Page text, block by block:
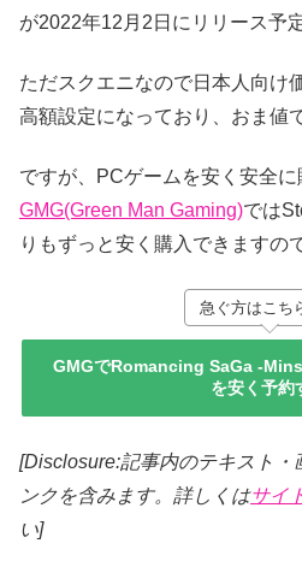
が2022年12月2日にリリース予
ただスクエニなので日本人向け
高額設定になっており、おま値
ですが、PCゲームを安く安全
GMG(Green Man Gaming)では
りもずっと安く購入できますの
急ぐ方はこち
GMGでRomancing SaGa -
を安く予約
[Disclosure:記事内のテキスト・
ンクを含みます。詳しくはサイ
い]